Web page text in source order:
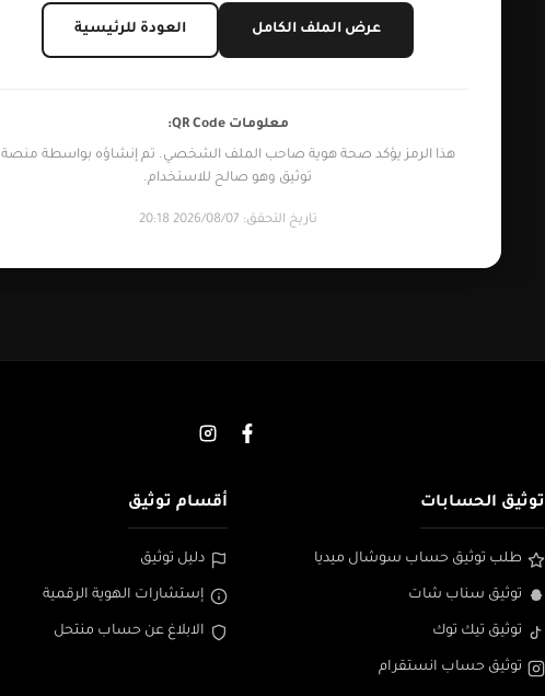
عرض الملف الكامل العودة للرئيسية
معلومات QR Code:
هذا الرمز يؤكد صحة هوية صاحب الملف الشخصي. تم إنشاؤه بواسطة منصة
توثيق وهو صالح للاستخدام.
تاريخ التحقق: 2026/08/07 20:18
توثيق الحسابات
طلب توثيق حساب سوشال ميديا
توثيق سناب شات
توثيق تيك توك
توثيق حساب انستقرام
أقسام توثيق
دليل توثيق
إستشارات الهوية الرقمية
الابلاغ عن حساب منتحل